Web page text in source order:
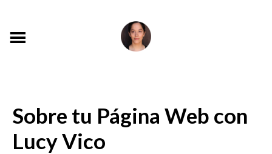
Sobre tu Página Web con
Lucy Vico